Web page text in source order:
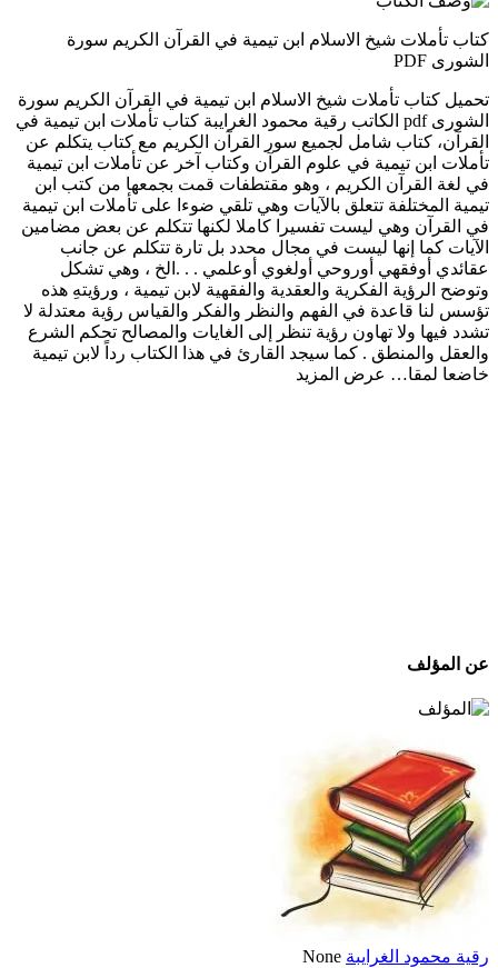
كتاب تأملات شيخ الاسلام ابن تيمية في القرآن الكريم سورة
الشورى PDF
تحميل كتاب تأملات شيخ الاسلام ابن تيمية في القرآن الكريم سورة
الشورى pdf الكاتب رقية محمود الغرايبة كتاب تأملات ابن تيمية في
القرآن، كتاب شامل لجميع سور القرآن الكريم مع كتاب يتكلم عن
تأملات ابن تيمية في علوم القرآن وكتاب آخر عن تأملات ابن تيمية
في لغة القرآن الكريم ، وهو مقتطفات قمت بجمعها من كتب ابن
تيمية المختلفة تتعلق بالآيات وهي تلقي ضوءا على تأملات ابن تيمية
في القرآن وهي ليست تفسيرا كاملا لكنها تتكلم عن بعض مضامين
الآيات كما إنها ليست في مجال محدد بل تارة تتكلم عن جانب
عقائدي أوفقهي أوروحي أولغوي أوعلمي . . .الخ ، وهي تشكل
وتوضح الرؤية الفكرية والعقدية والفقهية لابن تيمية ، ورؤيتهِ هذه
تؤسس لنا قاعدة في الفهم والنظر والفكر والقياس رؤية معتدلة لا
تشدد فيها ولا تهاون رؤية تنظر إلى الغايات والمصالح تحكم الشرع
والعقل والمنطق . كما سيجد القارئ في هذا الكتاب رداً لابن تيمية
خاضعا لمقا… عرض المزيد
عن المؤلف
رقية محمود الغرايبة None